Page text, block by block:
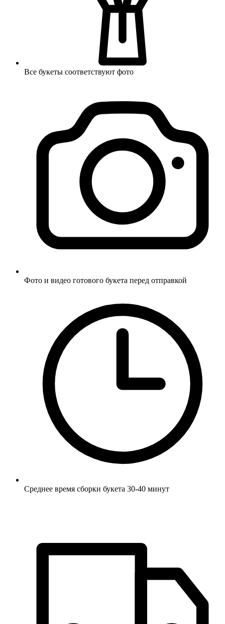
Все букеты соответствуют фото
Фото и видео готового букета перед отправкой
Среднее время сборки букета 30-40 минут